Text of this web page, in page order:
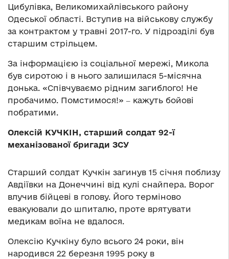
Цибулівка, Великомихайлівського району
Одеської області. Вступив на військову службу
за контрактом у травні 2017-го. У підрозділі був
старшим стрільцем.
За інформацією із соціальної мережі, Микола
був сиротою і в нього залишилася 5-місячна
донька. «Співчуваємо рідним загиблого! Не
пробачимо. Помстимося!» ‒ кажуть бойові
побратими.
Олексій КУЧКІН, старший солдат 92-ї
механізованої бригади ЗСУ
Старший солдат Кучкін загинув 15 січня поблизу
Авдіївки на Донеччині від кулі снайпера. Ворог
влучив бійцеві в голову. Його терміново
евакуювали до шпиталю, проте врятувати
медикам воїна не вдалося.
Олексію Кучкіну було всього 24 роки, він
народився 22 березня 1995 року в